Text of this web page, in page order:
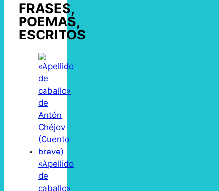
FRASES,
POEMAS,
ESCRITOS
«Apellido
de
caballo»